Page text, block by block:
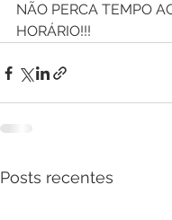
NÃO PERCA TEMPO
HORÁRIO!!!
Posts recentes